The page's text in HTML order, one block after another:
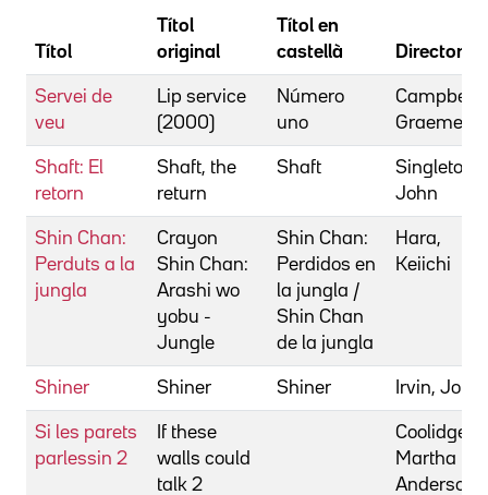
Títol
Títol
original
Títol en
castellà
Director
Servei de
veu
Lip service
(2000)
Número
uno
Campbell,
Graeme
Shaft: El
retorn
Shaft, the
return
Shaft
Singleton,
John
Shin Chan:
Perduts a la
jungla
Crayon
Shin Chan:
Arashi wo
yobu -
Jungle
Shin Chan:
Perdidos en
la jungla /
Shin Chan
de la jungla
Hara,
Keiichi
Shiner Shiner Shiner Irvin, John
Si les parets
parlessin 2
If these
walls could
talk 2
Coolidge,
Martha
Anderson,